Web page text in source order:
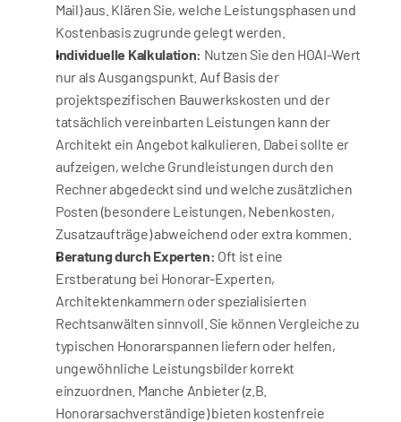
Mail) aus. Klären Sie, welche Leistungsphasen und
Kostenbasis zugrunde gelegt werden.
Individuelle Kalkulation: Nutzen Sie den HOAI-Wert
nur als Ausgangspunkt. Auf Basis der
projektspezifischen Bauwerkskosten und der
tatsächlich vereinbarten Leistungen kann der
Architekt ein Angebot kalkulieren. Dabei sollte er
aufzeigen, welche Grundleistungen durch den
Rechner abgedeckt sind und welche zusätzlichen
Posten (besondere Leistungen, Nebenkosten,
Zusatzaufträge) abweichend oder extra kommen.
Beratung durch Experten: Oft ist eine
Erstberatung bei Honorar-Experten,
Architektenkammern oder spezialisierten
Rechtsanwälten sinnvoll. Sie können Vergleiche zu
typischen Honorarspannen liefern oder helfen,
ungewöhnliche Leistungsbilder korrekt
einzuordnen. Manche Anbieter (z.B.
Honorarsachverständige) bieten kostenfreie